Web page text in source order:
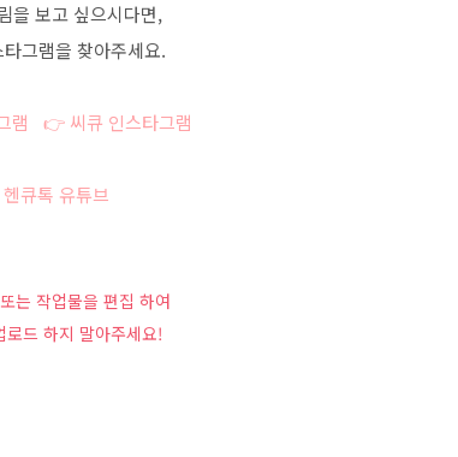
을 보고 싶으시다면,
그램을 찾아주세요.
램 👉 씨큐 인스타그램
큐톡 유튜브
는 작업물을 편집 하여
로드 하지 말아주세요!